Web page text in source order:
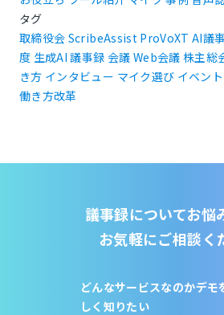
タグ
取締役会 ScribeAssist ProVoXT AI議
度 生成AI 議事録 会議 Web会議 株主総
き方 インタビュー マイク選び イベン
働き方改革
議事録についてお悩
お気軽にご相談く
どんなサービスなのかデモ
しく知りたい